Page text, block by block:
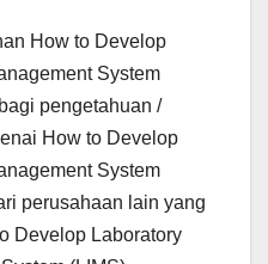
How to Develop
System
pengetahuan /
How to Develop
System
perusahaan lain yang
Develop Laboratory